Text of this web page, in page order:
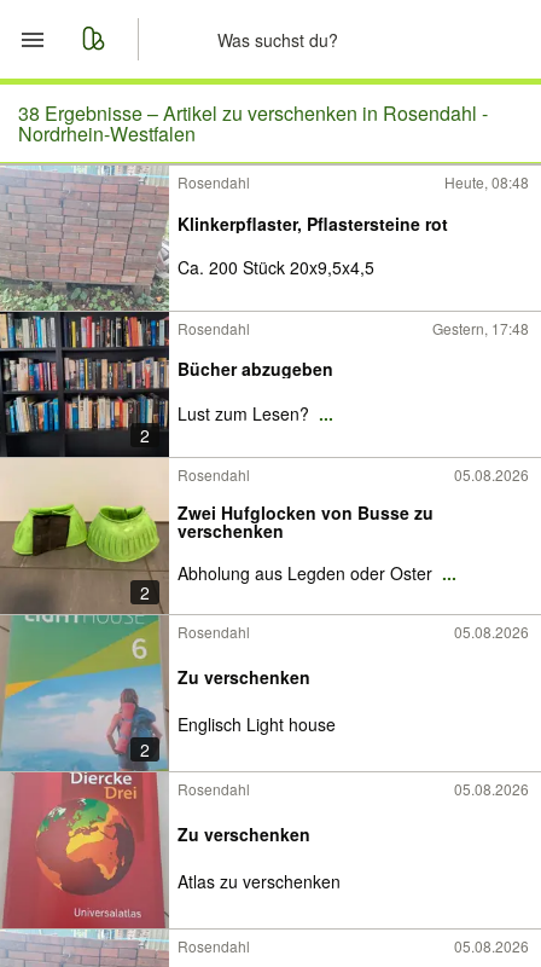
Start
Merkliste
Nachrichten
Anzeige aufgeben
38 Ergebnisse –Artikel zu verschenken in Rosendahl -
Nordrhein-Westfalen
Rosendahl Heute, 08:48
Klinkerpflaster, Pflastersteine rot
Ca. 200 Stück 20x9,5x4,5
2
Rosendahl Gestern, 17:48
Bücher abzugeben
Lust zum Lesen? ...
2
Rosendahl 05.08.2026
Zwei Hufglocken von Busse zu
verschenken
Abholung aus Legden oder Oster ...
2
Rosendahl 05.08.2026
Zu verschenken
Englisch Light house
Rosendahl 05.08.2026
Zu verschenken
Atlas zu verschenken
Rosendahl 05.08.2026